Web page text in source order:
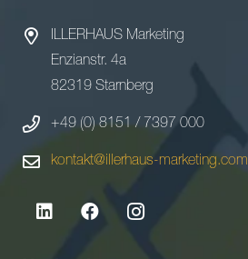
ILLERHAUS Marketing
Enzianstr. 4a
82319 Starnberg
+49 (0) 8151 / 7397 000
kontakt@illerhaus-marketing.com